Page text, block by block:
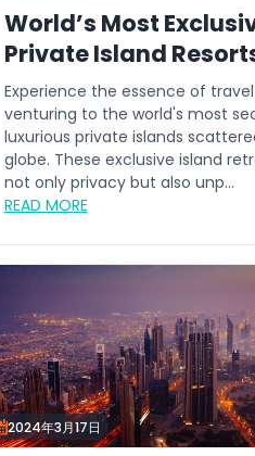
World’s Most
Private Island
Experience the essence of
venturing to the world's most
luxurious private islands
globe. These exclusive island
not only privacy but also unp...
READ MORE
2024年3月17日